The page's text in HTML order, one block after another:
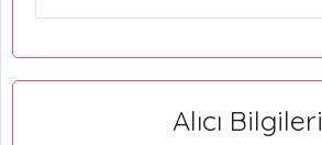
Alıcı Bilgileri